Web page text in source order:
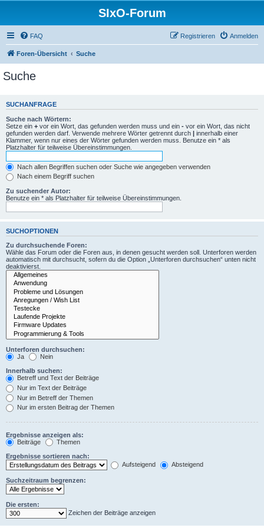
SIxO-Forum
FAQ Anmelden
Registrieren
Foren-Übersicht Suche
Suche
SUCHANFRAGE
Suche nach Wörtern:
Setze ein + vor ein Wort, das gefunden werden muss und ein - vor ein Wort, das nicht
gefunden werden darf. Verwende mehrere Wörter getrennt durch | innerhalb einer
Klammer, wenn nur eines der Wörter gefunden werden muss. Benutze ein * als
Platzhalter für teilweise Übereinstimmungen.
Nach allen Begriffen suchen oder Suche wie angegeben verwenden
Nach einem Begriff suchen
Zu suchender Autor:
Benutze ein * als Platzhalter für teilweise Übereinstimmungen.
SUCHOPTIONEN
Zu durchsuchende Foren:
Wähle das Forum oder die Foren aus, in denen gesucht werden soll. Unterforen werden
automatisch mit durchsucht, sofern du die Option „Unterforen durchsuchen“ unten nicht
deaktivierst.
Unterforen durchsuchen:
Ja
Nein
Innerhalb suchen:
Betreff und Text der Beiträge
Nur im Text der Beiträge
Nur im Betreff der Themen
Nur im ersten Beitrag der Themen
Ergebnisse anzeigen als:
Beiträge
Themen
Ergebnisse sortieren nach:
Aufsteigend
Absteigend
Suchzeitraum begrenzen:
Die ersten:
Zeichen der Beiträge anzeigen